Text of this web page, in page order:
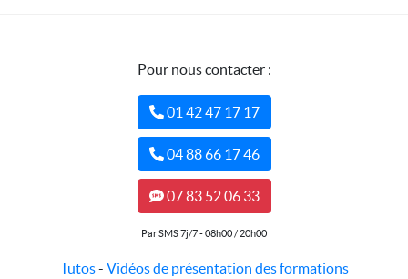
Pour nous contacter :
01 42 47 17 17
04 88 66 17 46
07 83 52 06 33
Par SMS 7j/7 - 08h00 / 20h00
Tutos- Vidéos de présentation des formations